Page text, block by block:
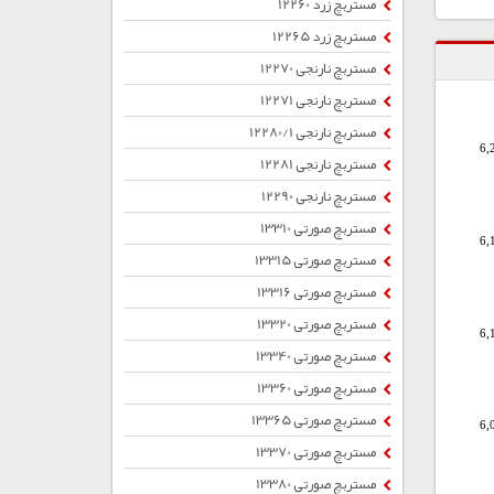
مستربچ زرد 12265
مستربچ نارنجی 12270
مستربچ نارنجی 12271
مستربچ نارنجی 12280/1
مستربچ نارنجی 12281
مستربچ نارنجی 12290
مستربچ صورتی 13310
مستربچ صورتی 13315
مستربچ صورتی 13316
مستربچ صورتی 13320
مستربچ صورتی 13340
مستربچ صورتی 13360
مستربچ صورتی 13365
مستربچ صورتی 13370
مستربچ صورتی 13380